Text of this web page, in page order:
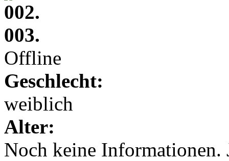
002.
003.
Offline
Geschlecht:
weiblich
Alter:
Noch keine Informationen.